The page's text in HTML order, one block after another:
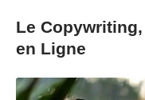
Le
en Ligne